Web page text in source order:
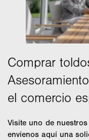
Visite uno de
envíenos aquí una